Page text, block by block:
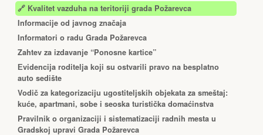
🔗 Kvalitet vazduha na teritoriji grada Požarevca
Informacije od javnog značaja
Informatori o radu Grada Požarevca
Zahtev za izdavanje “Ponosne kartice”
Еvidencija roditelja koji su ostvarili pravo na besplatno
auto sedište
Vodič za kategorizaciju ugostiteljskih objekata za smeštaj:
kuće, apartmani, sobe i seoska turistička domaćinstva
Pravilnik o organizaciji i sistematizaciji radnih mesta u
Gradskoj upravi Grada Požarevca